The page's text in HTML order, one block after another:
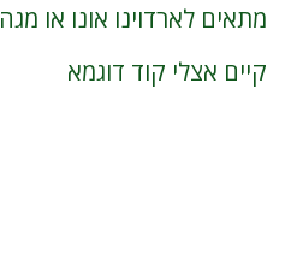
מתאים לארדוינו אונו או מגה
קיים אצלי קוד דוגמא